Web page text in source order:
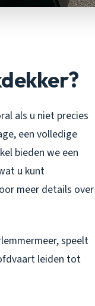
als u niet precies
een volledige
bieden we een
u kunt
meer details over
speelt
leiden tot